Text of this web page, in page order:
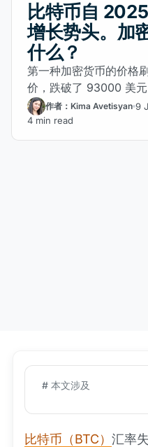
比特币自
增长势头。加
什么？
第一种加密货币的价格
价，跌破了 93000 美元
作者：Kima Avetisyan 9
4 min read
# 本文涉及
比特币（BTC） 汇率